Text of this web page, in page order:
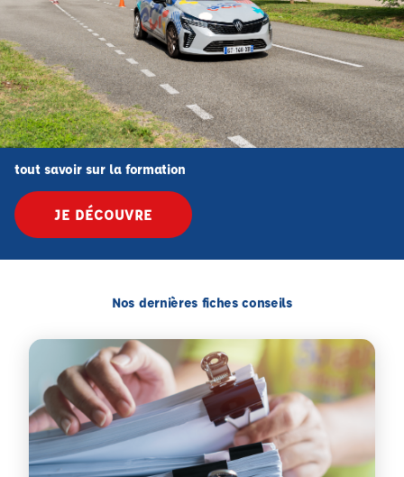
tout savoir sur la formation
JE DÉCOUVRE
Nos dernières fiches conseils